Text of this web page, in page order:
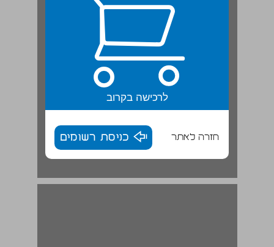
לרכישה בקרוב
חזרה לאתר כניסת רשומים
מ, ם ... 24